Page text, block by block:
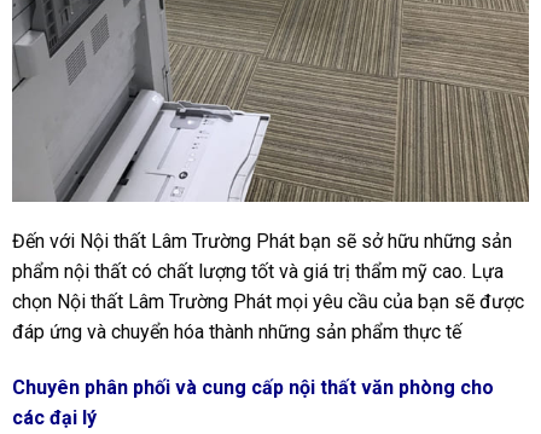
Đến với Nội thất Lâm Trường Phát bạn sẽ sở hữu những sản
phẩm nội thất có chất lượng tốt và giá trị thẩm mỹ cao. Lựa
chọn Nội thất Lâm Trường Phát mọi yêu cầu của bạn sẽ được
đáp ứng và chuyển hóa thành những sản phẩm thực tế
Chuyên phân phối và cung cấp nội thất văn phòng cho
các đại lý